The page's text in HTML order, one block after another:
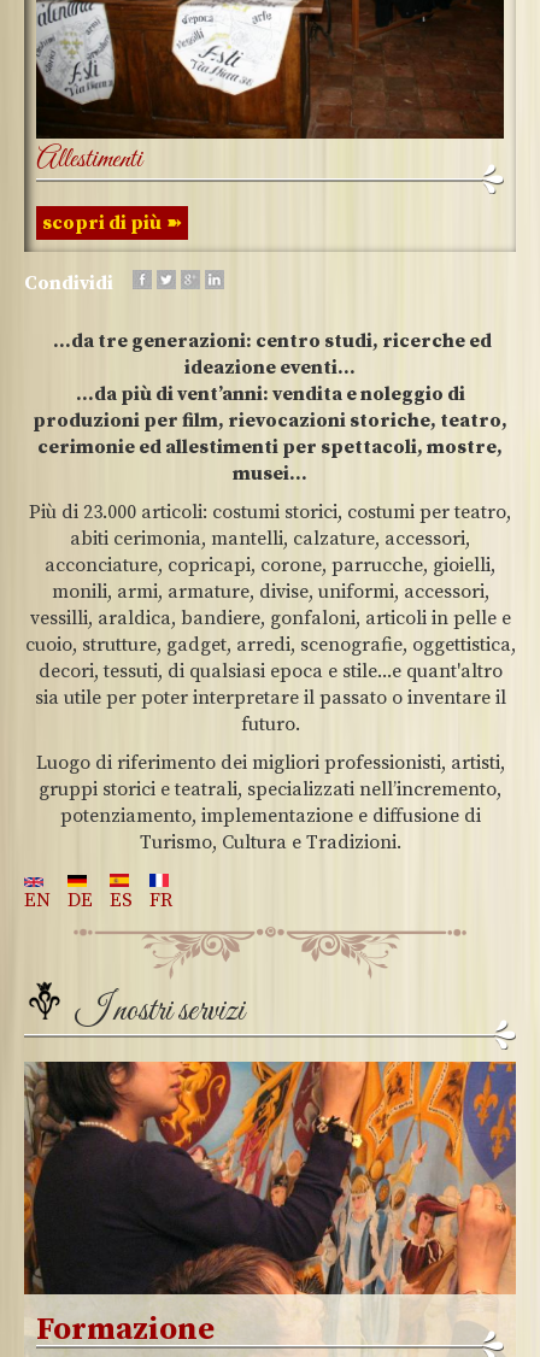
Allestimenti
scopri di più
Condividi
…da tre generazioni: centro studi, ricerche ed
ideazione eventi…
…da più di vent’anni: vendita e noleggio di
produzioni per film, rievocazioni storiche, teatro,
cerimonie ed allestimenti per spettacoli, mostre,
musei…
Più di 23.000 articoli: costumi storici, costumi per teatro,
abiti cerimonia, mantelli, calzature, accessori,
acconciature, copricapi, corone, parrucche, gioielli,
monili, armi, armature, divise, uniformi, accessori,
vessilli, araldica, bandiere, gonfaloni, articoli in pelle e
cuoio, strutture, gadget, arredi, scenografie, oggettistica,
decori, tessuti, di qualsiasi epoca e stile...e quant'altro
sia utile per poter interpretare il passato o inventare il
futuro.
Luogo di riferimento dei migliori professionisti, artisti,
gruppi storici e teatrali, specializzati nell’incremento,
potenziamento, implementazione e diffusione di
Turismo, Cultura e Tradizioni.
EN DE ES FR
I nostri servizi
Formazione